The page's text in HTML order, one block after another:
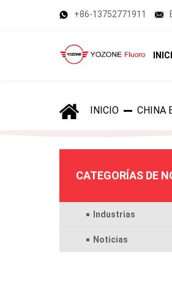
+86-13752771911
INICIO CHINA
CATEGORÍAS DE
Industrias
Noticias